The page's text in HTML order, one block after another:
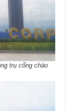
trụ cổng chào